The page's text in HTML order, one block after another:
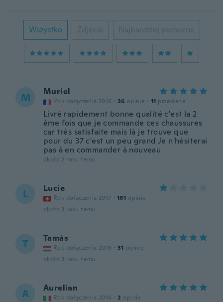
Wszystko Zdjęcie Najbardziej pomocne
M Muriel
Rok dołączenia 2016 · 36 opinie · 11 przesłane
Livré rapidement bonne qualité c'est la 2
ème fois que je commande ces chaussures
car très satisfaite mais là je trouve que
pour du 37 c'est un peu grand Je n'hésiterai
pas à en commander à nouveau
około 2 roku temu
L Lucie
Rok dołączenia 2017 · 161 opinie
około 3 roku temu
T Tamás
Rok dołączenia 2016 · 31 opinie
około 3 roku temu
A Aurelian
Rok dołączenia 2016 · 2 opinie